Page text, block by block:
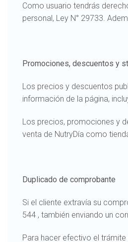
Como usuario tendrás
personal, Ley N° 29733.
Promociones, descuentos y
Los precios y descuentos
información de la página,
Los precios, promociones y
venta de NutryDía como
Duplicado de comprobante
Si el cliente extravía su
544 , también enviando un
Para hacer efectivo el